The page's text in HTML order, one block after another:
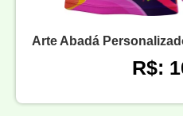
Arte Abadá
R$: